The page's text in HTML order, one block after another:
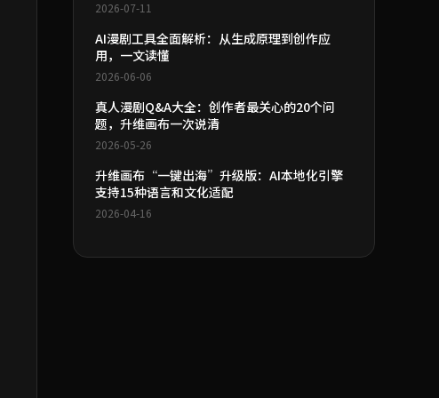
2026-07-11
AI漫剧工具全面解析：从生成原理到创作应
用，一文读懂
2026-06-06
真人漫剧Q&A大全：创作者最关心的20个问
题，升维画布一次说清
2026-05-26
升维画布“一键出海”升级版：AI本地化引擎
支持15种语言和文化适配
2026-04-16